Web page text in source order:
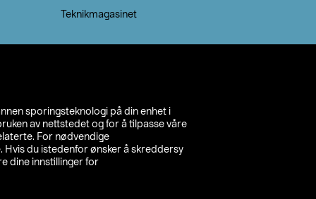
sporingsteknologi på din enhet i
av nettstedet og for å tilpasse våre
For nødvendige
Hvis du istedenfor ønsker å skreddersy
dine innstillinger for
Teknikmagasinet